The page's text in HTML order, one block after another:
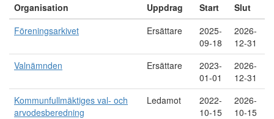
Organisation Uppdrag Start
Slut
Föreningsarkivet
Ersättare
2025-
09-18
2026-
12-31
Valnämnden
Ersättare
2023-
01-01
2026-
12-31
Kommunfullmäktiges val- och
arvodesberedning
Ledamot
2022-
10-15
2026-
10-15